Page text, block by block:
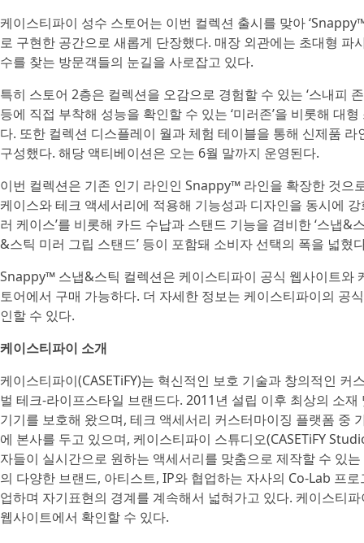
케이스티파이 성수 스토어는 이번 컬렉션 출시를 맞아
로 구현한 공간으로 새롭게 단장했다. 매장 외관에는 초대형
수를 찾는 방문객들의 눈길을 사로잡고 있다.
특히 스토어 2층은 컬렉션을 오감으로 경험할 수 있는 ‘스내피
등에 직접 부착해 성능을 확인할 수 있는 ‘미러존’을 비롯해 대
다. 또한 컬렉션 디스플레이 월과 체험 테이블을 통해 신제품
구성했다. 해당 액티베이션은 오는 6월 말까지 운영된다.
이번 컬렉션은 기존 인기 라인인 Snappy™ 라인을 확장한 것으
케이스와 테크 액세서리에 적용해 기능성과 디자인을 동시에
러 케이스’를 비롯해 카드 수납과 스탠드 기능을 겸비한 ‘스냅&
&스틱 미러 그립 스탠드’ 등이 포함돼 소비자 선택의 폭을 넓혔
Snappy™ 스냅&스틱 컬렉션은 케이스티파이 공식 웹사이트와
토어에서 구매 가능하다. 더 자세한 정보는 케이스티파이의 공
인할 수 있다.
케이스티파이 소개
케이스티파이(CASETiFY)는 혁신적인 보호 기술과 창의적인
벌 테크-라이프스타일 브랜드다. 2011년 설립 이후 최상의 소
기기를 보호해 왔으며, 테크 액세서리 커스터마이징 플랫폼 중
에 본사를 두고 있으며, 케이스티파이 스튜디오(CASETiFY
자들이 실시간으로 원하는 액세서리를 맞춤으로 제작할 수 있
의 다양한 브랜드, 아티스트, IP와 협업하는 자사의 Co-Lab 프
업하며 자기표현의 경계를 계속해서 넓혀가고 있다. 케이스티
웹사이트에서 확인할 수 있다.